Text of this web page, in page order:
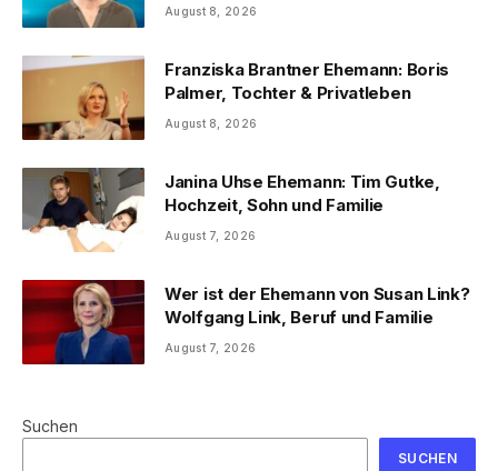
August 8, 2026
Franziska Brantner Ehemann: Boris
Palmer, Tochter & Privatleben
August 8, 2026
Janina Uhse Ehemann: Tim Gutke,
Hochzeit, Sohn und Familie
August 7, 2026
Wer ist der Ehemann von Susan Link?
Wolfgang Link, Beruf und Familie
August 7, 2026
Suchen
SUCHEN